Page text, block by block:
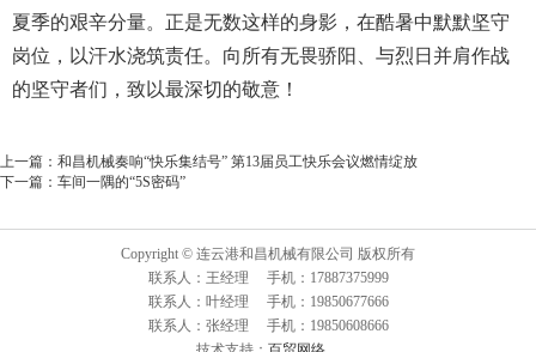
夏季的艰辛分量。正是无数这样的身影，在酷暑中默默坚守
岗位，以汗水浇筑责任。向所有无畏骄阳、与烈日并肩作战
的坚守者们，致以最深切的敬意！
上一篇： 和昌机械奏响“快乐集结号” 第13届员工快乐会议燃情绽放
下一篇： 车间一隅的“5S密码”
Copyright © 连云港和昌机械有限公司 版权所有
联系人：王经理 手机：17887375999
联系人：叶经理 手机：19850677666
联系人：张经理 手机：19850608666